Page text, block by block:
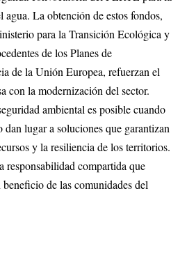
La obtención de estos fondos,
para la Transición Ecológica y
de los Planes de
de la Unión Europea, refuerzan el
con la modernización del sector.
ambiental es posible cuando
lugar a soluciones que garantizan
y la resiliencia de los territorios.
responsabilidad compartida que
de las comunidades del